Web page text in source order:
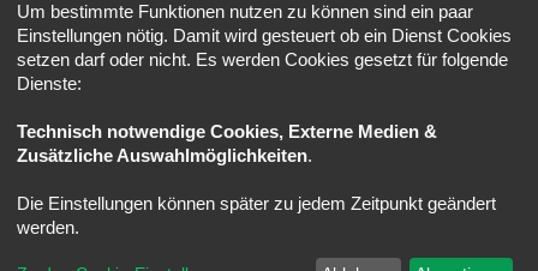
Der Nutzer ist berechtigt, den Änderungen zu widersprechen. Im Falle
des Widerspruchs erlischt das zwischen dem Betreiber und dem Nutzer
bestehende Vertragsverhältnis mit sofortiger Wirkung.
Die Änderungen gelten als anerkannt und verbindlich, wenn der Nutzer
den Änderungen zugestimmt hat.
Informationen über den Umgang mit deinen persönlichen Daten
sind in der Datenschutzerklärung enthalten.
Foren-Übersicht Alle Zeiten sindUTC+02:00
® Forum Software © phpBB Limited
Um bestimmte Funktionen nutzen zu können sind ein paar
Einstellungen nötig. Damit wird gesteuert ob ein Dienst Cookies
setzen darf oder nicht. Es werden Cookies gesetzt für folgende
Dienste:
Technisch notwendige Cookies, Externe Medien &
Zusätzliche Auswahlmöglichkeiten.
Die Einstellungen können später zu jedem Zeitpunkt geändert
werden.